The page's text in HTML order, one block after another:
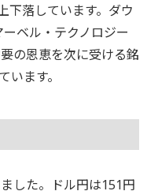
下落しています。ダウ
ベル・テクノロジー
の恩恵を次に受ける銘
ます。
した。ドル円は151円